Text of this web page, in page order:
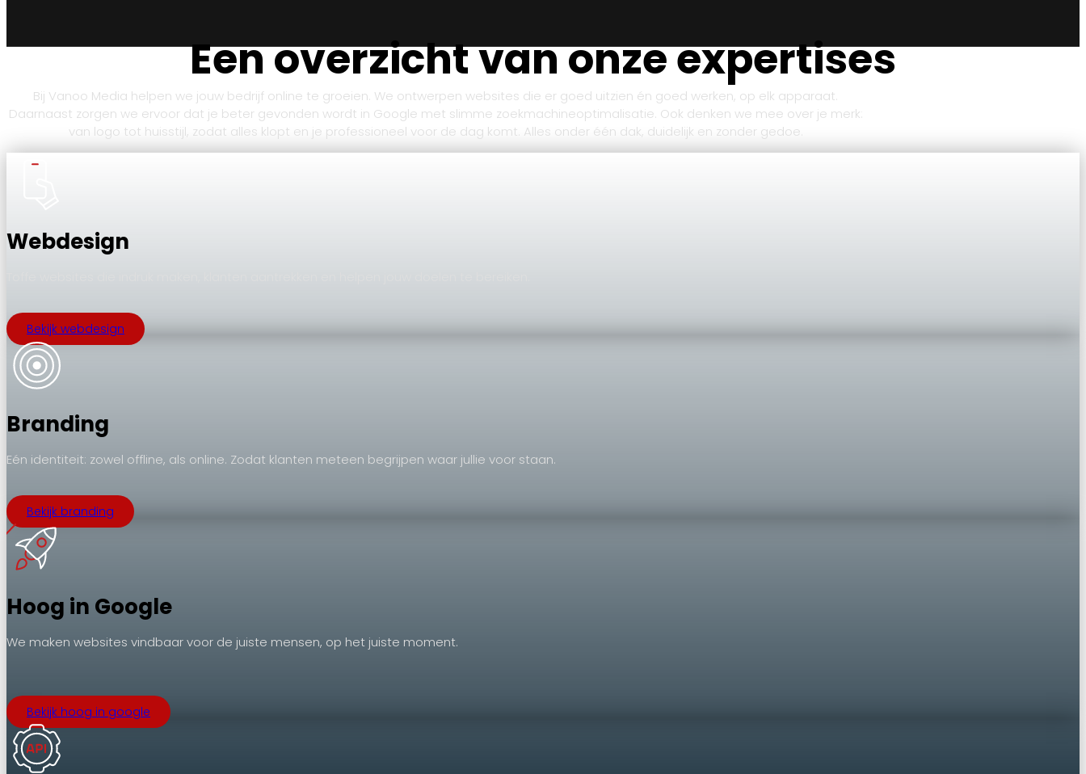
Een overzicht van onze expertises
Bij Vanoo Media helpen we jouw bedrijf online te groeien. We ontwerpen websites die er goed uitzien én goed werken, op elk apparaat.
Daarnaast zorgen we ervoor dat je beter gevonden wordt in Google met slimme zoekmachineoptimalisatie. Ook denken we mee over je merk:
van logo tot huisstijl, zodat alles klopt en je professioneel voor de dag komt. Alles onder één dak, duidelijk en zonder gedoe.
Webdesign
Bekijk webdesign
Branding
Eén identiteit: zowel offline, als online. Zodat klanten meteen begrijpen waar jullie voor staan.
Bekijk branding
Hoog in Google
We maken websites vindbaar voor de juiste mensen, op het juiste moment.
Bekijk hoog in google